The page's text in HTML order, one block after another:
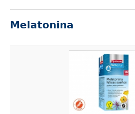
Melatonina